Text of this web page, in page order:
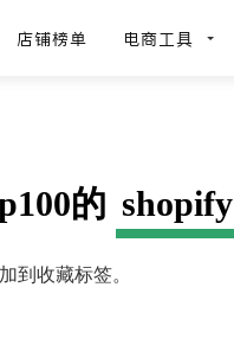
店铺榜单 电商工具
的 shopify
到收藏标签。